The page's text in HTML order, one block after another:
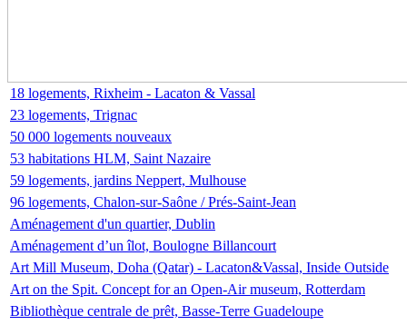
18 logements, Rixheim - Lacaton & Vassal
23 logements, Trignac
50 000 logements nouveaux
53 habitations HLM, Saint Nazaire
59 logements, jardins Neppert, Mulhouse
96 logements, Chalon-sur-Saône / Prés-Saint-Jean
Aménagement d'un quartier, Dublin
Aménagement d’un îlot, Boulogne Billancourt
Art Mill Museum, Doha (Qatar) - Lacaton&Vassal, Inside Outside
Art on the Spit. Concept for an Open-Air museum, Rotterdam
Bibliothèque centrale de prêt, Basse-Terre Guadeloupe